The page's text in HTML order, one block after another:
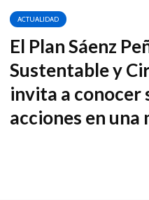
ACTUALIDAD
El Plan Sáenz
Sustentable y
invita a conocer
acciones en una